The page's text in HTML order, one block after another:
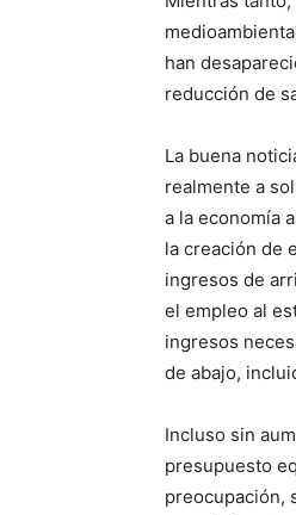
han
reducción de
La buena
realmente a
a la economía
la creación de
ingresos de
el empleo al
ingresos
de abajo,
Incluso sin
presupuesto
preocupación,